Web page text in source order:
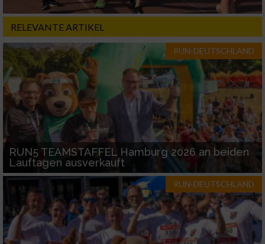
RELEVANTE ARTIKEL
RUN-DEUTSCHLAND
RUN5 TEAMSTAFFEL Hamburg 2026 an beiden
Lauftagen ausverkauft
RUN-DEUTSCHLAND
Messung der Performance von Inhalten
Analyse von Zielgruppen durch Statistiken
oder Kombinationen von Daten aus
verschiedenen Quellen
Entwicklung und Verbesserung der Angebote
Verwendung reduzierter Daten zur Auswahl
von Inhalten
IAB-Besonderheiten:
Verwendung genauer Standortdaten
Geräte anhand von aktiv angeforderten
Informationen identifizieren
Nicht-IAB-Verarbeitungszwecke: